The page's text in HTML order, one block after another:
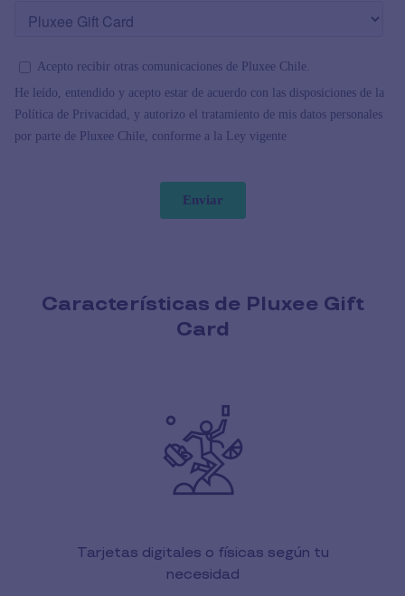
Características de Pluxee Gift
Card
Tarjetas digitales o físicas según tu
necesidad